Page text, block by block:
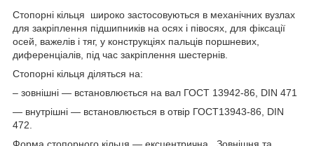
Стопорні кільця широко застосовуються в механічних вузлах
для закріплення підшипників на осях і півосях, для фіксації
осей, важелів і тяг, у конструкціях пальців поршневих,
диференціалів, під час закріплення шестернів.
Стопорні кільця діляться на:
– зовнішні — встановлюється на вал ГОСТ 13942-86, DIN 471
— внутрішні — встановлюється в отвір ГОСТ13943-86, DIN
472.
Форма стопорного кільця — ексцентрична. Зовнішня та